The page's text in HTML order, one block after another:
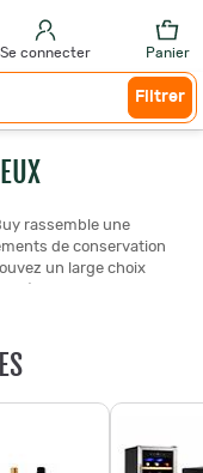
Se connecter Panier
Filtrer
rassemble une
de conservation
un large choix
crémants de toutes les
carafes, verres, caves